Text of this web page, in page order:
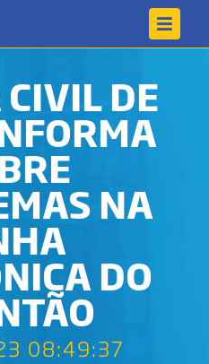
DE
NA
DO
08:49:37